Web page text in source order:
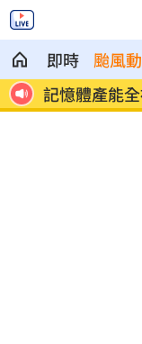
即時 颱風
記憶體產能
襲